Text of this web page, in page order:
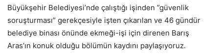
Büyükşehir Belediyesi’nde çalıştığı işinden ”güvenlik
soruşturması” gerekçesiyle işten çıkarılan ve 46 gündür
belediye binası önünde ekmeği-işi için direnen Barış
Aras’ın konuk olduğu bölümün kaydını paylaşıyoruz.